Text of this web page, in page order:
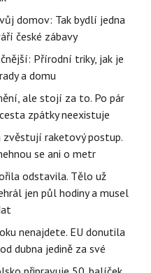
domov: Tak bydlí jedna
české zábavy
Přírodní triky, jak je
a domu
ale stojí za to. Po pár
zpátky neexistuje
zvěstují raketový postup.
se ani o metr
odstavila. Tělo už
jen půl hodiny a musel
nenajdete. EU donutila
dubna jedině za své